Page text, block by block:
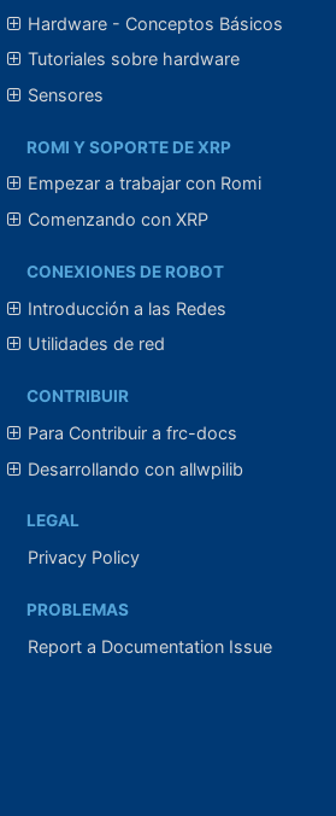
Hardware - Conceptos Básicos
Tutoriales sobre hardware
Sensores
ROMI Y SOPORTE DE XRP
Empezar a trabajar con Romi
Comenzando con XRP
CONEXIONES DE ROBOT
Introducción a las Redes
Utilidades de red
CONTRIBUIR
Para Contribuir a frc-docs
Desarrollando con allwpilib
LEGAL
Privacy Policy
PROBLEMAS
Report a Documentation Issue